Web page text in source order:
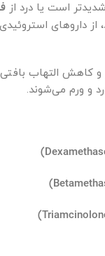
است یا درد از
داروهای
و کاهش التهاب
و ورم می‌شوند.